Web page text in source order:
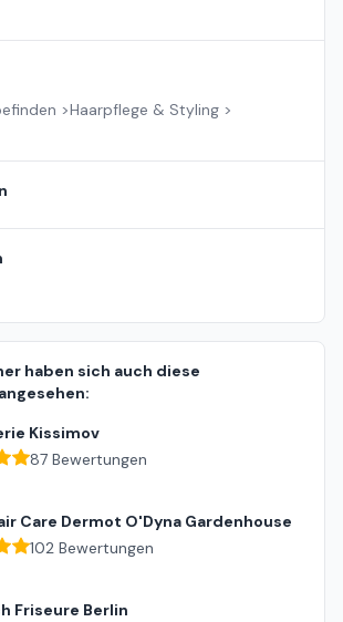
>Haarpflege & Styling >
haben sich auch diese
Kissimov
87 Bewertungen
Care Dermot O'Dyna Gardenhouse
102 Bewertungen
Friseure Berlin